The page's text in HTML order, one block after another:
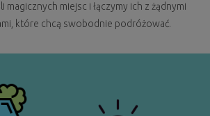
magicznych miejsc i łączymy ich z żądnymi
które chcą swobodnie podróżować.